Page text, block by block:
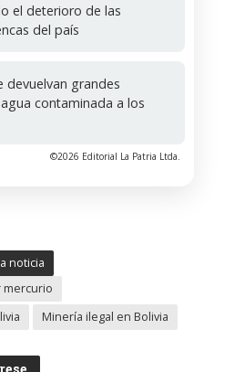
el deterioro de las
del país
devuelvan grandes
contaminada a los
©2026 Editorial La Patria Ltda.
noticia
mercurio
Minería ilegal en Bolivia